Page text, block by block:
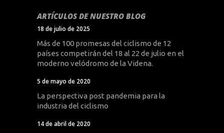
ARTÍCULOS DE NUESTRO BLOG
18 de julio de 2025
Más de 100 promesas del ciclismo de 12
países competirán del 18 al 22 de julio en el
moderno velódromo de la Videna.
5 de mayo de 2020
La perspectiva post pandemia para la
industria del ciclismo
14 de abril de 2020